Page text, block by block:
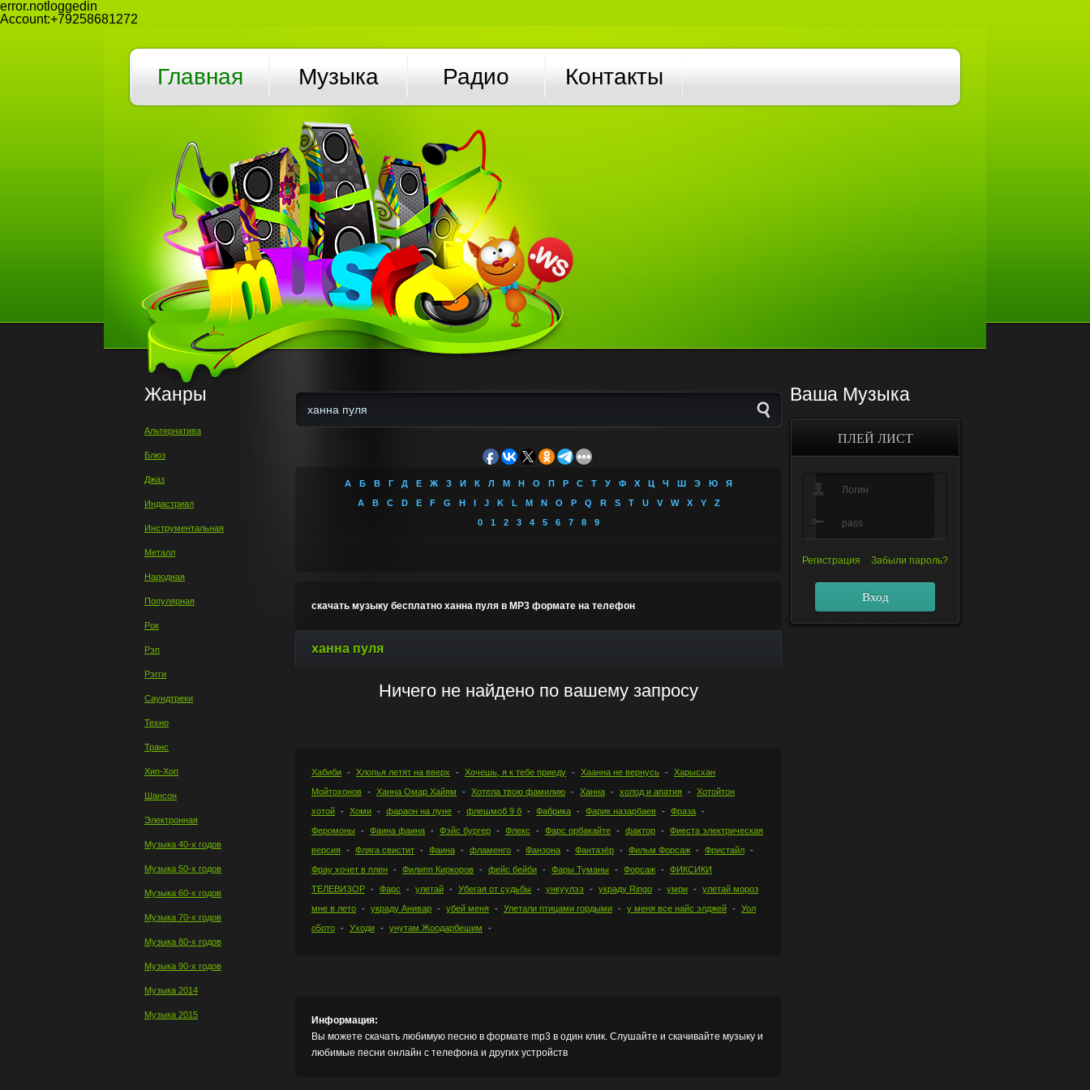
error.notloggedin
Account:+79258681272
Главная Музыка Радио Контакты
Жанры
Альтернатива
Блюз
Джаз
Индастриал
Инструментальная
Металл
Народная
Популярная
Рок
Рэп
Рэгги
Саундтреки
Техно
Транс
Хип-Хоп
Шансон
Электронная
Музыка 40-х годов
Музыка 50-х годов
Музыка 60-х годов
Музыка 70-х годов
Музыка 80-х годов
Музыка 90-х годов
Музыка 2014
Музыка 2015
А Б В Г Д Е Ж З И К Л М Н О П Р С Т У Ф Х Ц Ч Ш Э Ю
Я
A
B C D E F G H I J K L M N O P Q R S T U V W X Y
Z
0
1 2 3 4 5 6 7 8 9
скачать музыку бесплатно ханна пуля в MP3 формате на телефон
ханна пуля
Ничего не найдено по вашему запросу
Хабиби Хлопья летят на вверх Хочешь, я к тебе приеду Хаанна не вернусь
Харысхан
Мойтохонов
Ханна Омар Хайям Хотела твою фамилию Ханна холод и апатия
Хотойтон
хотой
Хоми фараон на луне флешмоб 9 б Фабрика Фарик назарбаев
Фраза
Феромоны
Фаина фаина Фэйс бургер Флекс Фарс орбакайте фактор
Фиеста электрическая
версия
Фляга свистит Фаина фламенго Фанзона Фантазёр Фильм Форсаж
Фристайл
Фрау хочет в плен
Филипп Киркоров фейс бейби Фары Туманы Форсаж
ФИКСИКИ
ТЕЛЕВИЗОР
Фарс улетай Убегая от судьбы ункуулээ украду Ringo умри
улетай мороз
мне в лето
украду Анивар убей меня Улетали птицами гордыми у меня все найс элджей
Уол
о5ото
Уходи унутам Жоодарбешим
Информация:
Вы можете скачать любимую песню в формате mp3 в один клик. Слушайте и скачивайте музыку и
любимые песни онлайн с телефона и других устройств
Ваша Музыка
ПЛЕЙ ЛИСТ
Регистрация Забыли пароль?
Вход